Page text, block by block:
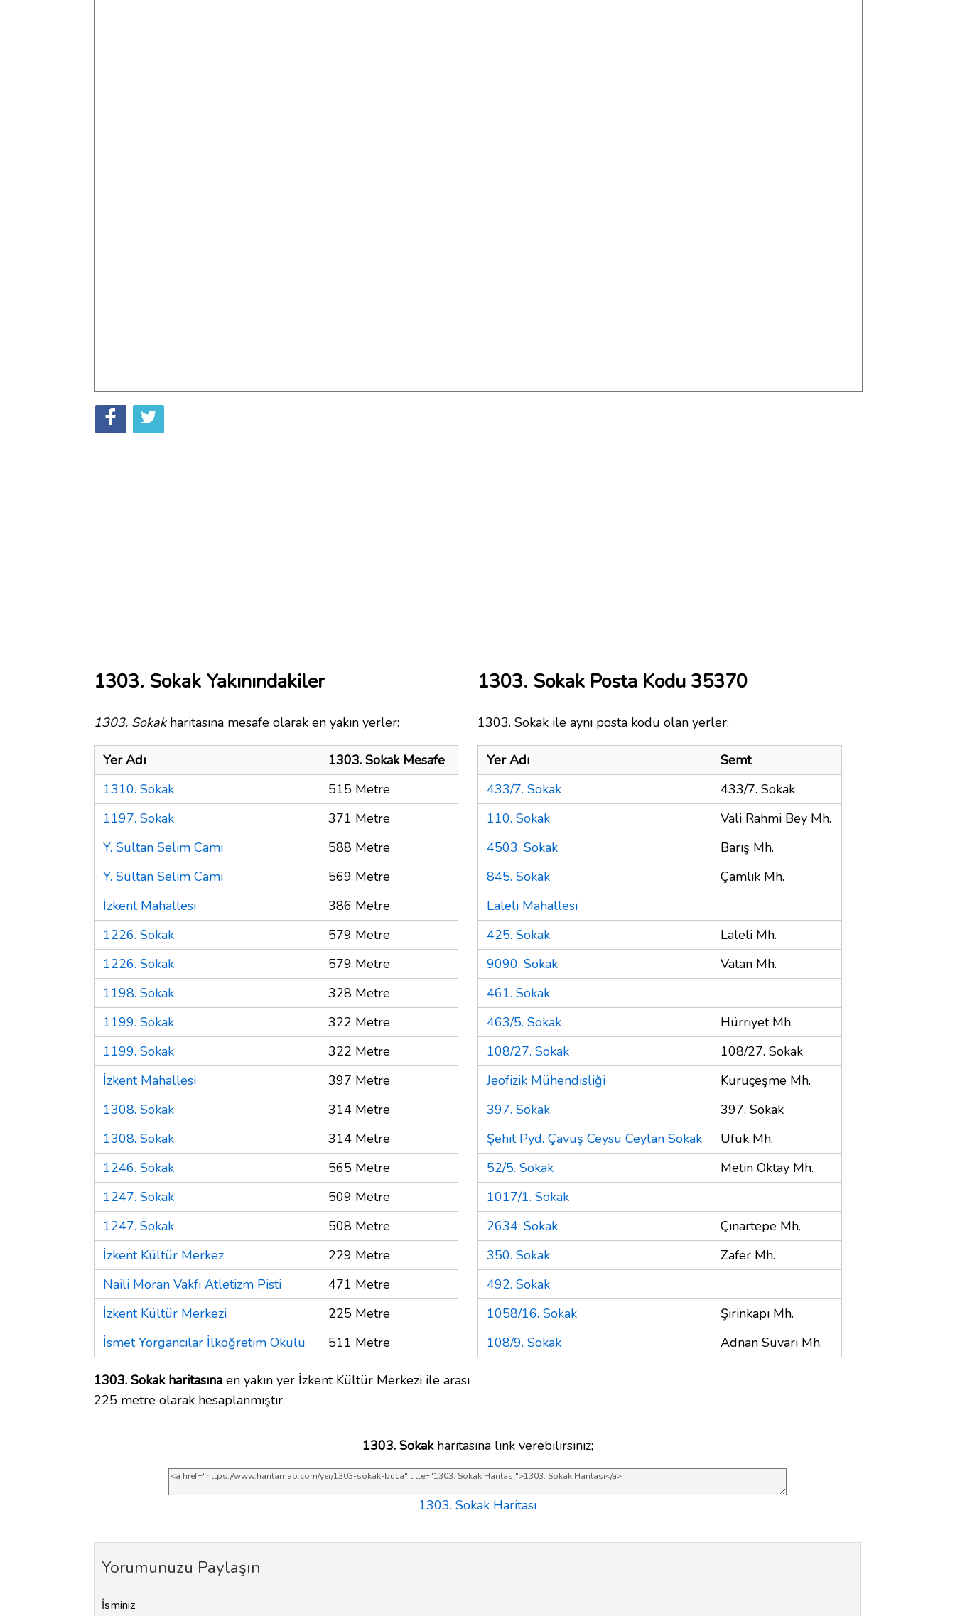
1303. Sokak Yakınındakiler
1303. Sokakharitasına mesafe olarak en yakın yerler:
Yer Adı
1303. Sokak Mesafe
1310. Sokak
515 Metre
1197. Sokak
371 Metre
Y. Sultan Selim Cami
588 Metre
Y. Sultan Selim Cami
569 Metre
İzkent Mahallesi
386 Metre
1226. Sokak
579 Metre
1226. Sokak
579 Metre
1198. Sokak
328 Metre
1199. Sokak
322 Metre
1199. Sokak
322 Metre
İzkent Mahallesi
397 Metre
1308. Sokak
314 Metre
1308. Sokak
314 Metre
1246. Sokak
565 Metre
1247. Sokak
509 Metre
1247. Sokak
508 Metre
İzkent Kültür Merkez
229 Metre
Naili Moran Vakfı Atletizm Pisti
471 Metre
İzkent Kültür Merkezi
225 Metre
İsmet Yorgancılar İlköğretim Okulu
511 Metre
1303. Sokak haritasına en yakın yer İzkent Kültür Merkezi ile arası
225 metre olarak hesaplanmıştır.
1303. Sokak Posta Kodu 35370
1303. Sokak ile aynı posta kodu olan yerler:
Yer Adı
Semt
433/7. Sokak
433/7. Sokak
110. Sokak
Vali Rahmi Bey Mh.
4503. Sokak
Barış Mh.
845. Sokak
Çamlık Mh.
Laleli Mahallesi
425. Sokak
Laleli Mh.
9090. Sokak
Vatan Mh.
461. Sokak
463/5. Sokak
Hürriyet Mh.
108/27. Sokak
108/27. Sokak
Jeofizik Mühendisliği
Kuruçeşme Mh.
397. Sokak
397. Sokak
Şehit Pyd. Çavuş Ceysu Ceylan Sokak
Ufuk Mh.
52/5. Sokak
Metin Oktay Mh.
1017/1. Sokak
2634. Sokak
Çınartepe Mh.
350. Sokak
Zafer Mh.
492. Sokak
1058/16. Sokak
Şirinkapı Mh.
108/9. Sokak
Adnan Süvari Mh.
1303. Sokakharitasına link verebilirsiniz;
1303. Sokak Haritası
Yorumunuzu Paylaşın
İsminiz